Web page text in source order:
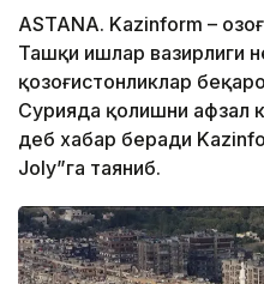
ASTANA. Kazinform –
Ташқи ишлар вазирлиги
қозоғистонликлар
Сурияда қолишни афзал
деб хабар беради
Joly”га таяниб.